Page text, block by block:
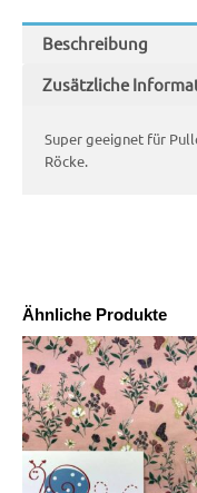
Ähnliche Produkte
Beschreibung
Zusätzliche
Super geeignet für
Röcke.